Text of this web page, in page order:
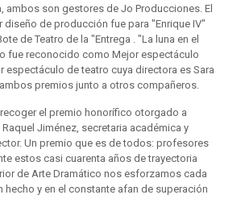
ambos son gestores de Jo Producciones. El
diseño de producción fue para "Enrique IV"
de Teatro de la "Entrega . "La luna en el
fue reconocido como Mejor espectáculo
espectáculo de teatro cuya directora es Sara
premios junto a otros compañeros.
el premio honorífico otorgado a
Jiménez, secretaria académica y
Un premio que es de todos: profesores
estos casi cuarenta años de trayectoria
de Arte Dramático nos esforzamos cada
hecho y en el constante afan de superación